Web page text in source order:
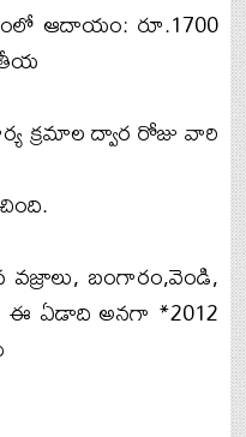
ఆదాయం: రూ.1700
క్రమాల ద్వార రోజు వారి
వజ్రాలు, బంగారం,వెండి,
ఈ ఏడాది అనగా *2012